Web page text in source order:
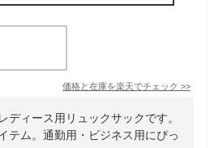
価格と在庫を楽天でチェック >>
ディース用リュックサックです。
テム。通勤用・ビジネス用にぴっ